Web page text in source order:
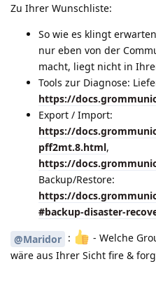
Zu Ihrer Wunschliste:
So wie es klingt
nur eben von der
macht, liegt nicht in
Tools zur Diagnose:
https://
Export / Import:
https://
pff2mt.8.html,
https://
Backup/Restore:
https://
#backup-disaster-
@Maridor :
- Welche
wäre aus Ihrer Sicht fire &